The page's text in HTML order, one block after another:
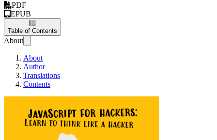
PDF
EPUB
Table of Contents
About
About
Author
Translations
Contents